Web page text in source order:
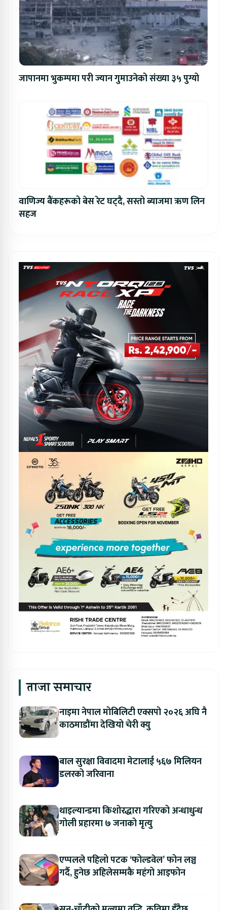
जापानमा भुकम्पमा परी ज्यान गुमाउनेको संख्या ३५ पुग्यो
वाणिज्य बैंकहरूको बेस रेट घट्दै, सस्तो ब्याजमा ऋण लिन
सहज
ताजा समाचार
नाइमा नेपाल मोबिलिटी एक्सपो २०२६ अघि नै
काठमाडौंमा देखियो चेरी क्यु
बाल सुरक्षा विवादमा मेटालाई ५६७ मिलियन
डलरको जरिवाना
थाइल्यान्डमा किशोरद्धारा गरिएको अन्धाधुन्ध
गोली प्रहारमा ७ जनाको मृत्यु
एप्पलले पहिलो पटक ‘फोल्डवेल’ फोन लञ्च
गर्दै, हुनेछ अहिलेसम्मकै महंगो आइफोन